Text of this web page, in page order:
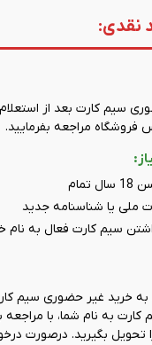
نقدی:
سیم کارت بعد از
فروشگاه مراجعه بفرمایید.
ملی یا شناسنامه جدید
سیم کارت فعال به نام
خرید غیر حضوری سیم
کارت به نام شما، با
تحویل بگیرید. درصورت